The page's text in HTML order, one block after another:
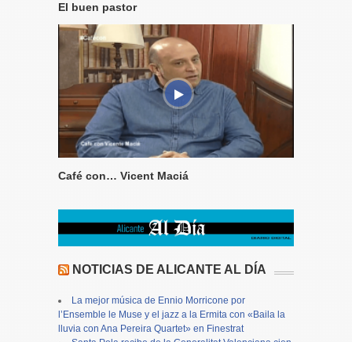
El buen pastor
Café con… Vicent Maciá
NOTICIAS DE ALICANTE AL DÍA
La mejor música de Ennio Morricone por
l’Ensemble le Muse y el jazz a la Ermita con «Baila la
lluvia con Ana Pereira Quartet» en Finestrat